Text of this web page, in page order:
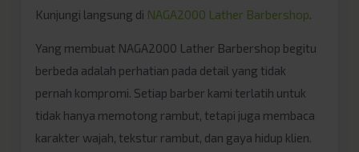
Kunjungi langsung di NAGA2000 Lather Barbershop.
Yang membuat NAGA2000 Lather Barbershop begitu
berbeda adalah perhatian pada detail yang tidak
pernah kompromi. Setiap barber kami terlatih untuk
tidak hanya memotong rambut, tetapi juga membaca
karakter wajah, tekstur rambut, dan gaya hidup klien.